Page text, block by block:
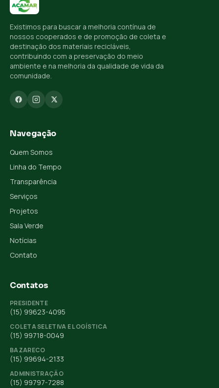
Existimos para buscar a melhoria contínua de
nossos cooperados e de promoção de coleta e
destinação dos materiais recicláveis,
contribuindo com a preservação do meio
ambiente e na melhoria da qualidade de vida da
comunidade.
Navegação
Quem Somos
Linha do Tempo
Transparência
Serviços
Projetos
Sala Verde
Notícias
Contato
Contatos
PRESIDENTE
(15) 99623-4095
COLETA SELETIVA E LOGÍSTICA
(15) 99718-0049
BAZARECO
(15) 99694-2133
ADMINISTRAÇÃO
(15) 99797-7288